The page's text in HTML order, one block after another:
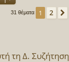
31 θέματα 1 2
τη Δ. Συζήτηση